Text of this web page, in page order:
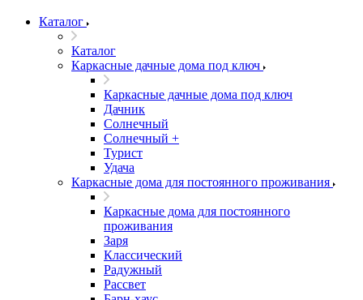
Каталог
Каталог
Каркасные дачные дома под ключ
Каркасные дачные дома под ключ
Дачник
Солнечный
Солнечный +
Турист
Удача
Каркасные дома для постоянного проживания
Каркасные дома для постоянного
проживания
Заря
Классический
Радужный
Рассвет